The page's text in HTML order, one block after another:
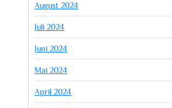
August 2024
Juli 2024
Juni 2024
Mai 2024
April 2024